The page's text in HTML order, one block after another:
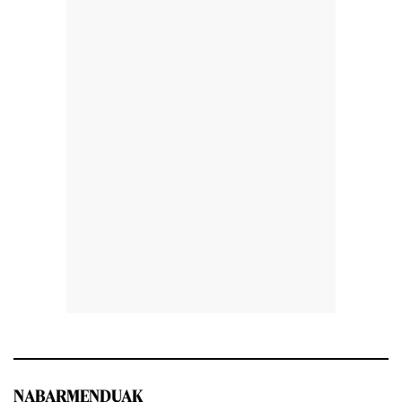
NABARMENDUAK